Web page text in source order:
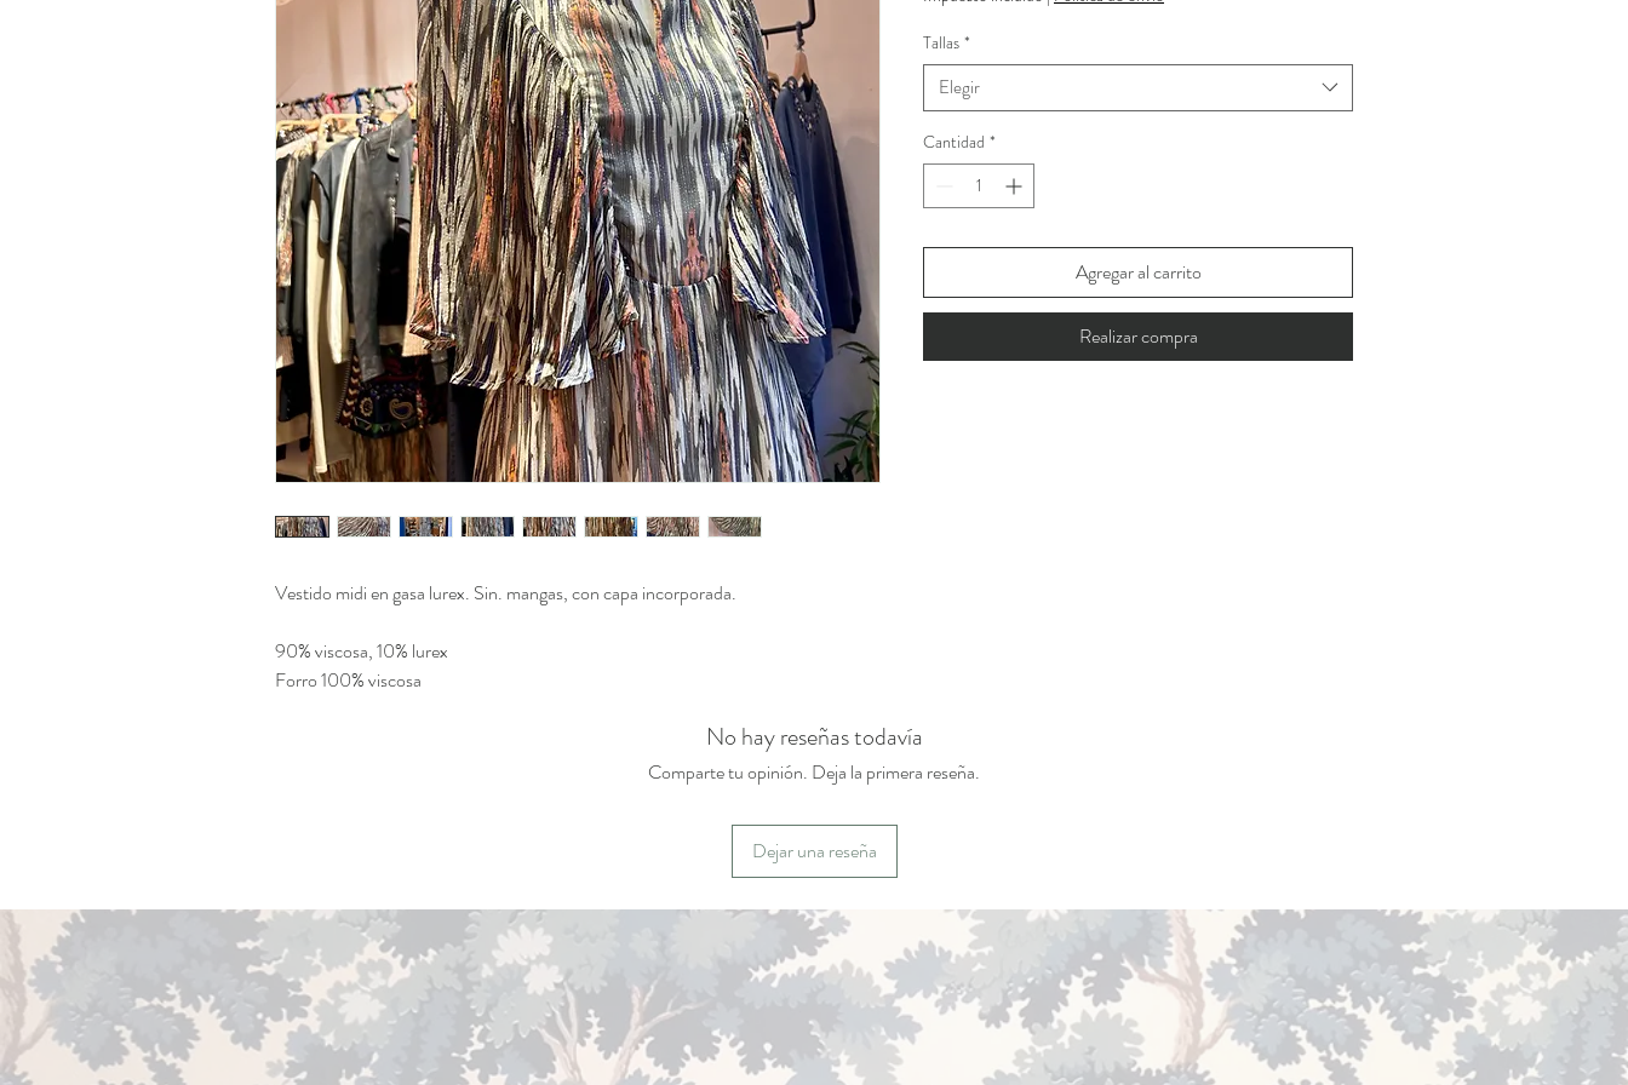
Vestido midi en gasa lurex. Sin. mangas, con capa incorporada.
90% viscosa, 10% lurex
Forro 100% viscosa
Tallas *
Elegir
Cantidad *
Agregar al carrito
Realizar compra
No hay reseñas todavía
Comparte tu opinión. Deja la primera reseña.
Dejar una reseña